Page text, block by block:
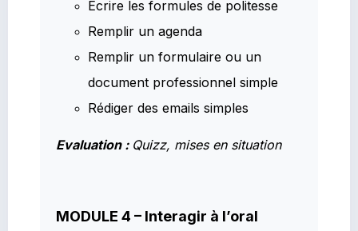
Ecrire les formules de politesse
Remplir un agenda
Remplir un formulaire ou un
document professionnel simple
Rédiger des emails simples
Evaluation : Quizz, mises en situation
MODULE 4 – Interagir à l’oral